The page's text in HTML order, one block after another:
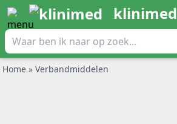
klinimed
Home » Verbandmiddelen